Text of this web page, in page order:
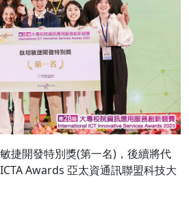
捷開發特別獎(第一名)，後續將代
Awards 亞太資通訊聯盟科技大